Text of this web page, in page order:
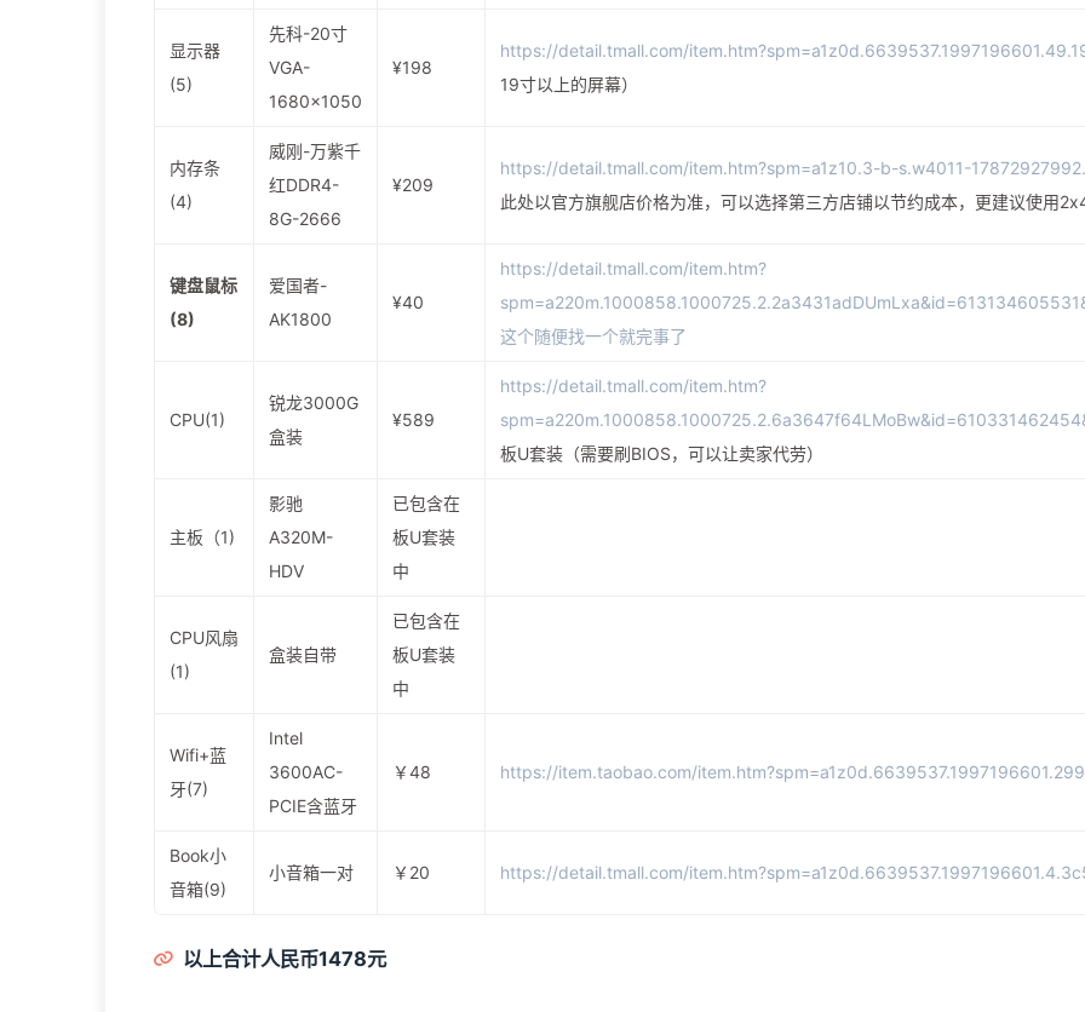
显示器
(5)
先科-20寸
VGA-
1680x1050
¥198
https://detail.tmall.com/
19寸以上的屏幕）
内存条
(4)
威刚-万紫千
红DDR4-
8G-2666
¥209
https://detail.tmall.com/item.htm?spm=a1z10.3-b-s.w4011-
此处以官方旗舰店价格为准，可以选择第三方店铺以节约成本，更建议使用
键盘鼠标
(8)
爱国者-
AK1800
¥40
https://detail.tmall.com/item.htm?
这个随便找一个就完事了
CPU(1)
锐龙3000G
盒装
¥589
https://detail.tmall.com/item.htm?
板U套装（需要刷BIOS，可以让卖家代劳）
主板（1)
影驰
A320M-
HDV
已包含在
板U套装
中
CPU风扇
(1)
盒装自带
已包含在
板U套装
中
Wifi+蓝
牙(7)
Intel
3600AC-
PCIE含蓝牙
￥48 https://item.taobao.com/
Book小
音箱(9)
小音箱一对 ￥20 https://detail.tmall.com/
以上合计人民币1478元